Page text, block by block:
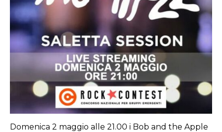
Domenica 2 maggio alle 21.00 i Bob and the Apple